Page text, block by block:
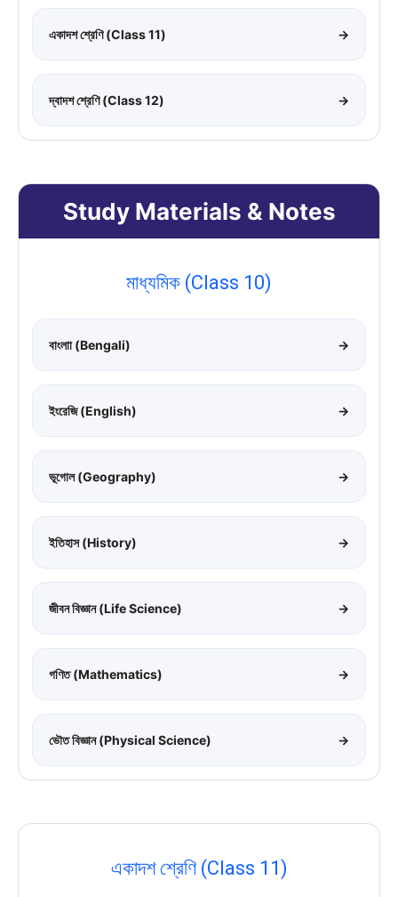
একাদশ শ্রেণি (Class 11) →
দ্বাদশ শ্রেণি (Class 12) →
Study Materials & Notes
মাধ্যমিক (Class 10)
বাংলাা (Bengali) →
ইংরেজি (English) →
ভূগোল (Geography) →
ইতিহাস (History) →
জীবন বিজ্ঞান (Life Science) →
গণিত (Mathematics) →
ভৌত বিজ্ঞান (Physical Science) →
একাদশ শ্রেণি (Class 11)